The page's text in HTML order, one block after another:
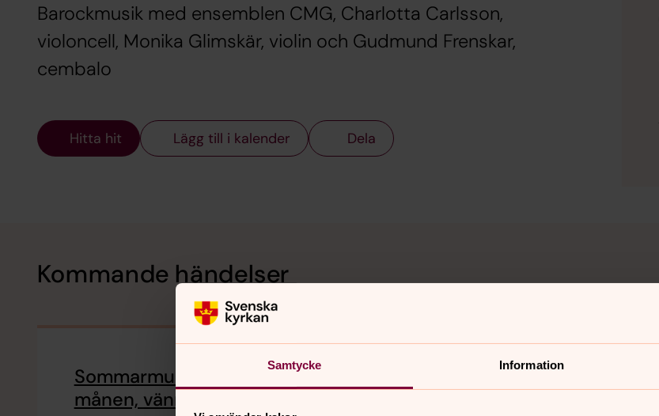
Samtycke Information
Barockmusik med ensemblen CMG, Charlotta Carlsson,
violoncell, Monika Glimskär, violin och Gudmund Frenskar,
cembalo
Hitta hit Lägg till i kalender Dela
Kommande händelser
Sommarmusik: Jag väntar
månen, vännen i all nöd
Musikgudstjänst